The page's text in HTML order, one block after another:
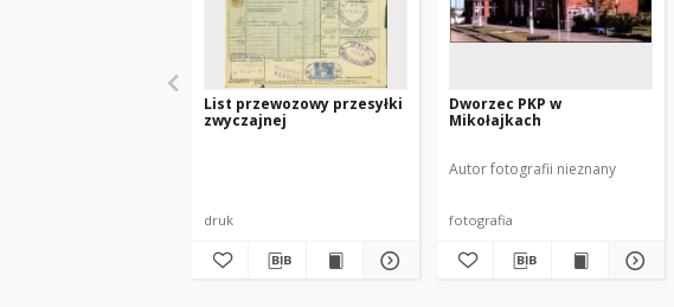
List przewozowy przesyłki
zwyczajnej
druk
Dworzec PKP w
Mikołajkach
Autor fotografii nieznany
fotografia